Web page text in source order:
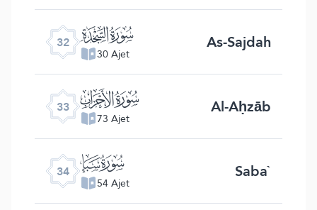
32 ﮬ
30 Ajet As-Sajdah
33 ﮭ
73 Ajet Al-Aḥzāb
34 ﮮ
54 Ajet Saba`